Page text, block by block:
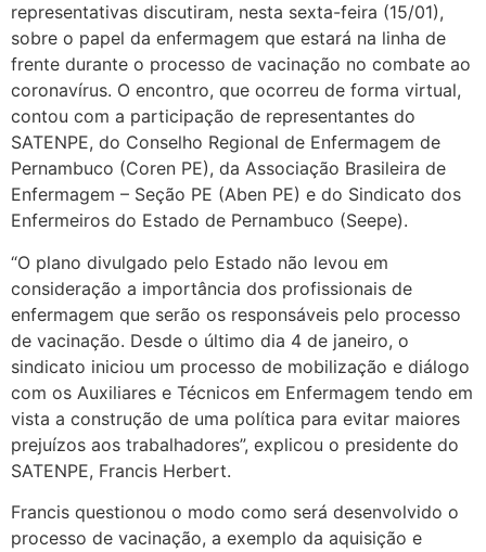
representativas discutiram, nesta sexta-feira (15/01),
sobre o papel da enfermagem que estará na linha de
frente durante o processo de vacinação no combate ao
coronavírus. O encontro, que ocorreu de forma virtual,
contou com a participação de representantes do
SATENPE, do Conselho Regional de Enfermagem de
Pernambuco (Coren PE), da Associação Brasileira de
Enfermagem – Seção PE (Aben PE) e do Sindicato dos
Enfermeiros do Estado de Pernambuco (Seepe).
“O plano divulgado pelo Estado não levou em
consideração a importância dos profissionais de
enfermagem que serão os responsáveis pelo processo
de vacinação. Desde o último dia 4 de janeiro, o
sindicato iniciou um processo de mobilização e diálogo
com os Auxiliares e Técnicos em Enfermagem tendo em
vista a construção de uma política para evitar maiores
prejuízos aos trabalhadores”, explicou o presidente do
SATENPE, Francis Herbert.
Francis questionou o modo como será desenvolvido o
processo de vacinação, a exemplo da aquisição e